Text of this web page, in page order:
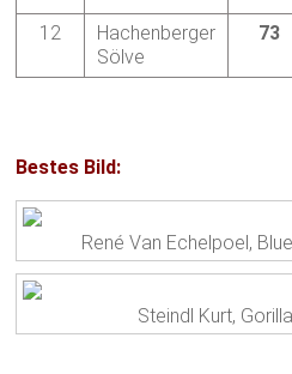
12
Hachenberger
Sölve
73
Bestes Bild:
René Van Echelpoel,
Steindl Kurt,